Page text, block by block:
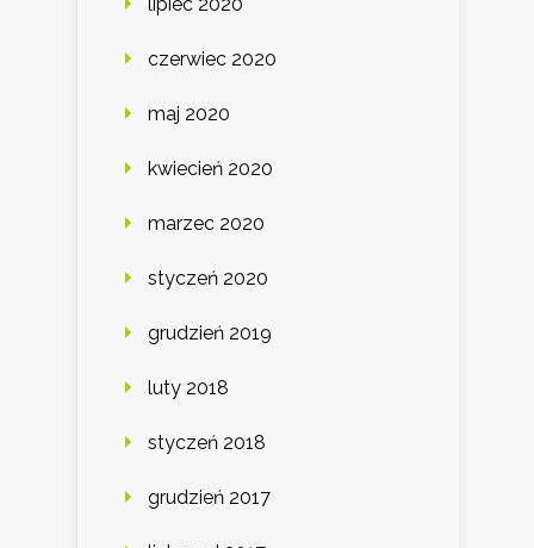
czerwiec 2020
maj 2020
kwiecień 2020
marzec 2020
styczeń 2020
grudzień 2019
luty 2018
styczeń 2018
grudzień 2017